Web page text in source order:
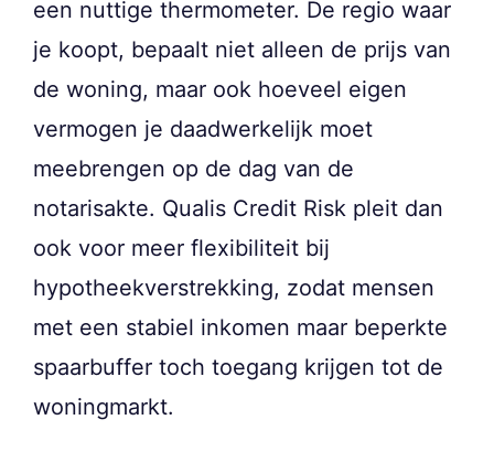
een nuttige thermometer. De regio waar
je koopt, bepaalt niet alleen de prijs van
de woning, maar ook hoeveel eigen
vermogen je daadwerkelijk moet
meebrengen op de dag van de
notarisakte. Qualis Credit Risk pleit dan
ook voor meer flexibiliteit bij
hypotheekverstrekking, zodat mensen
met een stabiel inkomen maar beperkte
spaarbuffer toch toegang krijgen tot de
woningmarkt.